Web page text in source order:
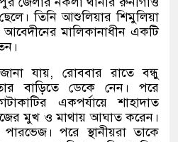
তিনি আশুলিয়ার শিমুলিয়া
মালিকানাধীন একটি
যায়, রোববার রাতে বন্ধু
বাড়িতে ডেকে নেন। পরে
একপর্যায়ে শাহাদাত
মুখ ও মাথায় আঘাত করেন।
পরে স্থানীয়রা তাকে